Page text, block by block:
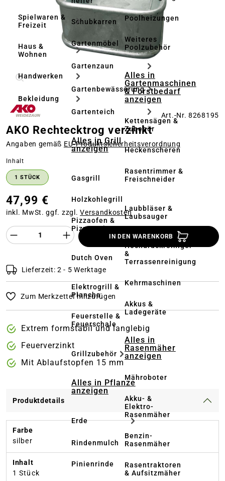
Spielwaren &
Freizeit
Haus &
Wohnen
Handwerken
Bekleidung
Schubkarren
Gartenmöbel
Gartenzaun
Gartenbewässerung
Gartenteich
Alles in Grill
anzeigen
Gasgrill
Holzkohlegrill
Pizzaofen &
Pizzastein
Dutch Oven
Elektrogrill &
Plancha
Feuerstelle &
Feuerschale
Grillzubehör
Alles in Pflanze
anzeigen
Erde
Rindenmulch
Pinienrinde
Poolheizungen
Weiteres
Poolzubehör
Alles in
Gartenmaschinen
& Forstbedarf
anzeigen
Kettensägen &
Zubehör
Heckenscheren
Rasentrimmer &
Freischneider
Laubbläser &
Laubsauger
Hochdruckreiniger
&
Terrassenreinigung
Kehrmaschinen
Akkus &
Ladegeräte
Alles in
Rasenmäher
anzeigen
Mähroboter
Akku- &
Elektro-
Rasenmäher
Benzin-
Rasenmäher
Rasentraktoren
& Aufsitzmäher
Art.-Nr. 8268195
AKO Rechtecktrog verzinkt
Angaben gemäß EU‑Produktsicherheitsverordnung
Inhalt
1 STÜCK
47,99 €
inkl. MwSt. ggf. zzgl.Versandkosten
Produkt Anzahl des Produktes
IN DEN WARENKORB
Lieferzeit: 2 - 5 Werktage
Zum Merkzettel hinzufügen
Extrem formstabil und langlebig
Feuerverzinkt
Mit Ablaufstopfen 15 mm
Produktdetails
Farbe
silber
Inhalt
1 Stück